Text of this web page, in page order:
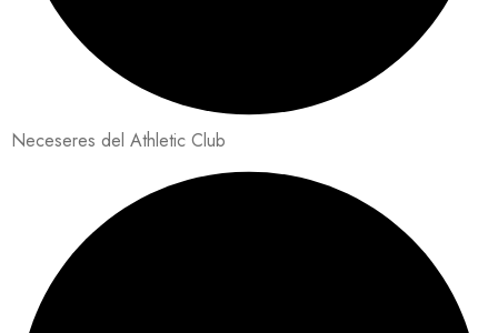
Neceseres del Athletic Club